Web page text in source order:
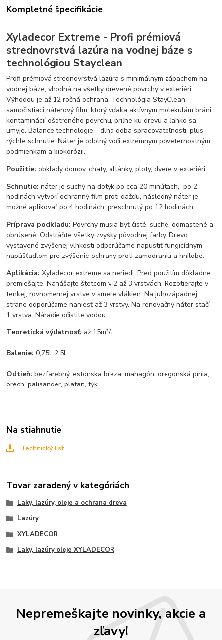
Kompletné špecifikácie
Xyladecor Extreme - Profi prémiová
strednovrstvá lazúra na vodnej báze s
technológiou Stayclean
Profi prémiová strednovrstvá lazúra s minimálnym zápachom na
vodnej báze, vhodná na všetky drevené povrchy v exteriéri.
Výhodou je až 12 ročná ochrana. Technológia StayClean -
samočistiaci náterový film, ktorý vďaka aktívnym molekulám bráni
kontaminácií ošetreného povrchu, priľne ku drevu a ľahko sa
umyje. Balance technologie - dlhá doba spracovateľnosti, plus
rýchle schnutie. Náter je odolný voči extrémnym poveternostným
podmienkam a biokorózii.
Použitie: obklady domov, chaty, altánky, ploty, dvere v exteriéri
Schnutie: náter je suchý na dotyk po cca 20 minútach, po 2
hodinách vytvorí ochranný film proti dažďu, následný náter je
možné aplikovať po 4 hodinách, preschnutý po 12 hodinách
Príprava podkladu:Povrchy musia byť čisté, suché, odmastené a
obrúsené. Odstráňte všetky zvyšky pôvodnej farby. Drevo
vystavené zvýšenej vlhkosti odporúčame napustiť fungicídnym
napúšťadlom pre zvýšenie ochrany proti zamodraniu a hnilobe.
Aplikácia:Xyladecor extreme sa neriedi. Pred použitím dôkladne
premiešajte. Nanášajte štetcom v 2 až 3 vrstvách. Rozotierajte v
tenkej, rovnomernej vrstve v smere vlákien. Na juhozápadnej
strane odporúčame naniesť až 3 vrstvy. Na renovačný náter stačí
1 vrstva. Náradie očistite vodou.
Teoretická výdatnosť: až 15m²/l
Balenie:0,75l, 2,5l
Odtieň:bezfarebný, estónska breza, mahagón, oregonská pínia,
orech, palisander, platan, týk
Na stiahnutie
Technický list
Tovar zaradený v kategóriách
Laky, lazúry, oleje a ochrana dreva
Lazúry
XYLADECOR
Laky, lazúry oleje XYLADECOR
Nepremeškajte novinky, akcie a
zľavy!